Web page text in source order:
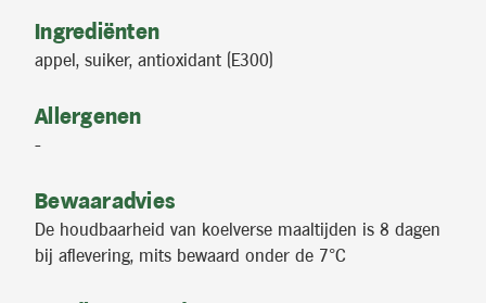
Ingrediënten
appel, suiker, antioxidant (E300)
Allergenen
-
Bewaaradvies
De houdbaarheid van koelverse maaltijden is 8 dagen
bij aflevering, mits bewaard onder de 7°C